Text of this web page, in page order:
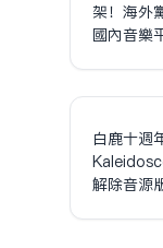
架！海外
國內音樂
白鹿十週
解除音源